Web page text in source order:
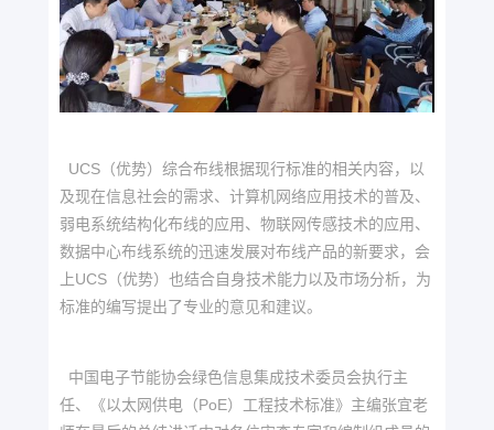
UCS（优势）综合布线根据现行标准的相关内容，以
及现在信息社会的需求、计算机网络应用技术的普及、
弱电系统结构化布线的应用、物联网传感技术的应用、
数据中心布线系统的迅速发展对布线产品的新要求，会
上UCS（优势）也结合自身技术能力以及市场分析，为
标准的编写提出了专业的意见和建议。
中国电子节能协会绿色信息集成技术委员会执行主
任、《以太网供电（PoE）工程技术标准》主编张宜老